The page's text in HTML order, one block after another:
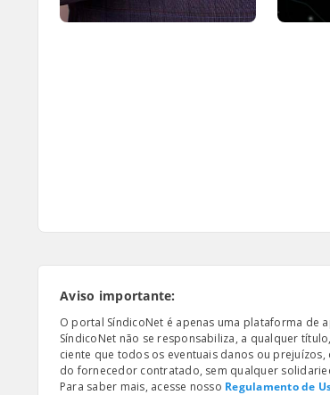
Aviso importante:
O portal SíndicoNet é apenas uma plataforma de
SíndicoNet não se responsabiliza, a qualquer
ciente que todos os eventuais danos ou
do fornecedor contratado, sem qualquer
Para saber mais, acesse nosso Regulamento de